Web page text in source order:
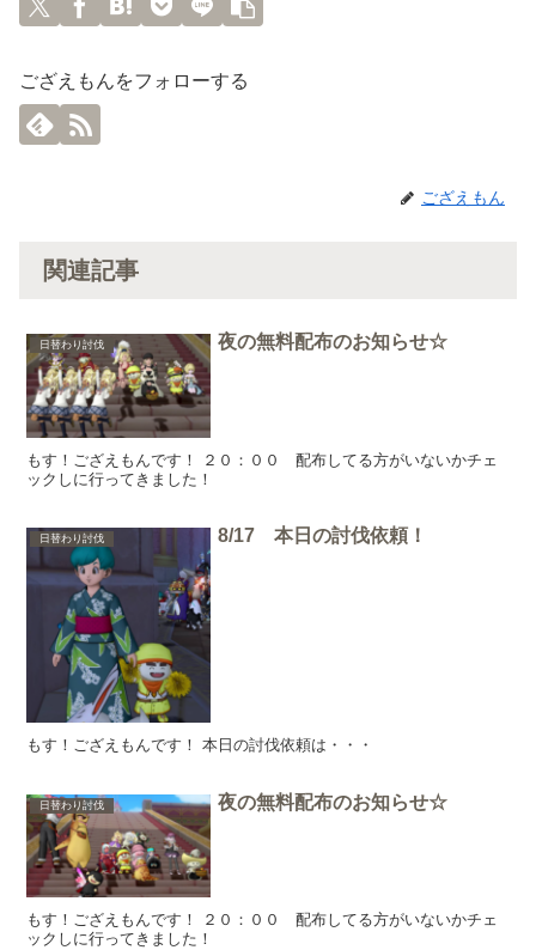
ござえもんをフォローする
ござえもん
関連記事
日替わり討伐 夜の無料配布のお知らせ☆
もす！ござえもんです！ ２０：００ 配布してる方がいないかチェ
ックしに行ってきました！
日替わり討伐 8/17 本日の討伐依頼！
もす！ござえもんです！ 本日の討伐依頼は・・・
日替わり討伐 夜の無料配布のお知らせ☆
もす！ござえもんです！ ２０：００ 配布してる方がいないかチェ
ックしに行ってきました！